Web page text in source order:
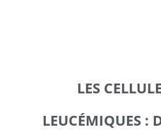
LES
LEUCÉMIQUES :